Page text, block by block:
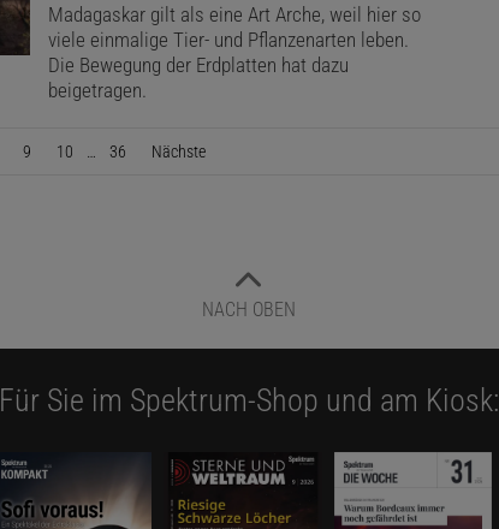
Madagaskar gilt als eine Art Arche, weil hier so
viele einmalige Tier- und Pflanzenarten leben.
Die Bewegung der Erdplatten hat dazu
beigetragen.
9 10 36 Nächste
NACH OBEN
Für Sie im Spektrum-Shop und am Kiosk: